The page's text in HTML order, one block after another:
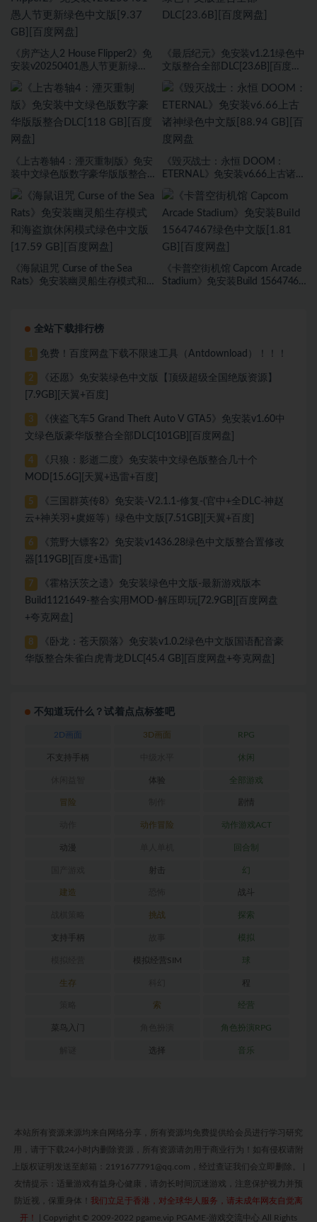
《房产达人2 House Flipper2》免
安装v20250401愚人节更新绿色
《最后纪元》免安装v1.2.1绿色中
文版整合全部DLC[23.6B][百度网
《上古卷轴4：湮灭重制版》免安
装中文绿色版数字豪华版版整合
《毁灭战士：永恒 DOOM：
ETERNAL》免安装v6.66上古诸神
《海鼠诅咒 Curse of the Sea
Rats》免安装幽灵船生存模式和
《卡普空街机馆 Capcom Arcade
Stadium》免安装Build 15647467
全站下载排行榜
1 免费！百度网盘下载不限速工具（Antdownload）！！！
2
《还愿》免安装绿色中文版【顶级超级全国绝版资源】
[7.9GB][天翼+百度]
3
《侠盗飞车5 Grand Theft Auto V GTA5》免安装v1.60中
文绿色版豪华版整合全部DLC[101GB][百度网盘]
4
《只狼：影逝二度》免安装中文绿色版整合几十个
MOD[15.6G][天翼+迅雷+百度]
5
《三国群英传8》免安装-V2.1.1-修复-(官中+全DLC-神赵
云+神关羽+虞姬等）绿色中文版[7.51GB][天翼+百度]
6
《荒野大镖客2》免安装v1436.28绿色中文版整合置修改
器[119GB][百度+迅雷]
7
《霍格沃茨之遗》免安装绿色中文版-最新游戏版本
Build1121649-整合实用MOD-解压即玩[72.9GB][百度网盘
+夸克网盘]
8
《卧龙：苍天陨落》免安装v1.0.2绿色中文版国语配音豪
华版整合朱雀白虎青龙DLC[45.4 GB][百度网盘+夸克网盘]
不知道玩什么？试着点点标签吧
2D画面 3D画面 RPG
不支持手柄 休闲
体验 全部游戏
冒险 剧情
动作冒险 动作游戏ACT
动漫 回合制
射击 幻
建造 战斗
挑战 探索
支持手柄 模拟
模拟经营SIM 球
生存 程
索 经营
菜鸟入门 角色扮演RPG
选择 音乐
本站所有资源来源均来自网络分享，所有资源均免费提供给会员进行学习研究
用，请于下载24小时内删除资源，所有资源请勿用于商业行为！如有侵权请附
上版权证明发送至邮箱：2191677791@qq.com，经过查证我们会立即删除。
友情提示：适量游戏有益身心健康，请勿长时间沉迷游戏，注意保护视力并预
防近视，保重身体！ 我们立足于香港，对全球华人服务，请未成年网友自觉离
开！
Copyright © 2009-2022 pgame.vip PGAME-游戏交流中心 All Rights